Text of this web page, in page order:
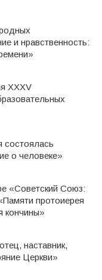
и нравственность:
XXXV
состоялась
о человеке»
«Советский Союз:
протоиерея
кончины»
наставник,
Церкви»